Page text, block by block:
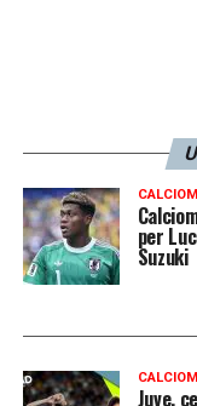
per
Suzuki
Juve,